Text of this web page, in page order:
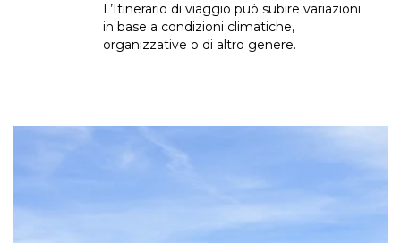
L’Itinerario di viaggio può subire variazioni
in base a condizioni climatiche,
organizzative o di altro genere.